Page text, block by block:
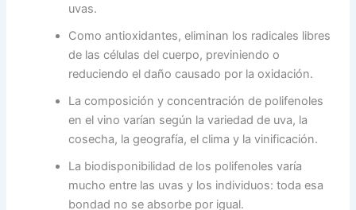
uvas.
Como antioxidantes, eliminan los radicales libres
de las células del cuerpo, previniendo o
reduciendo el daño causado por la oxidación.
La composición y concentración de polifenoles
en el vino varían según la variedad de uva, la
cosecha, la geografía, el clima y la vinificación.
La biodisponibilidad de los polifenoles varía
mucho entre las uvas y los individuos: toda esa
bondad no se absorbe por igual.